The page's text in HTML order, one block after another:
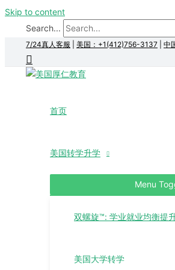
Skip to content
Search...
7/24真人客服 美国：+1(412)756-3137 中
首页
美国转学升学
Menu
双螺旋™: 学业就业均衡提
美国大学转学